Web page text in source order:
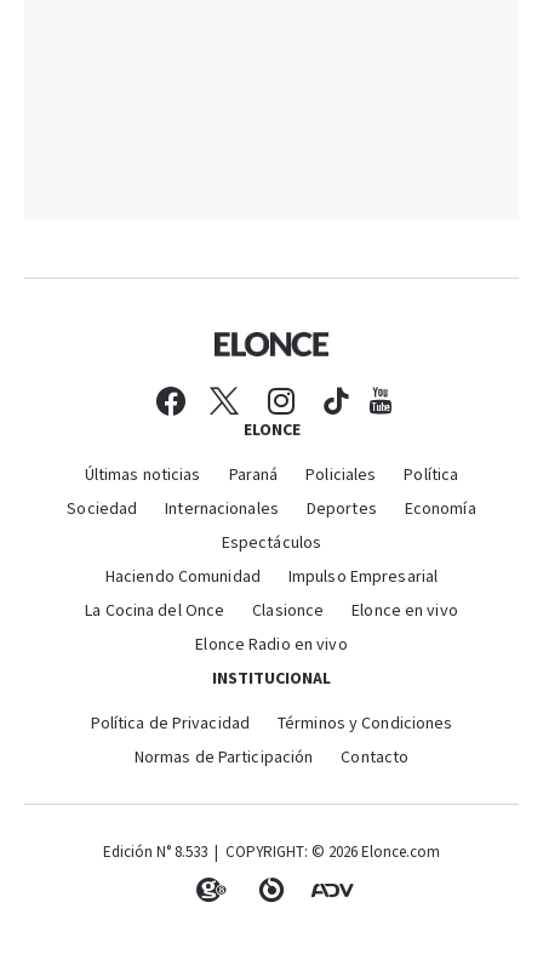
ELONCE
Últimas noticias Paraná Policiales
Política
Sociedad
Internacionales Deportes
Economía
Espectáculos
Haciendo Comunidad
Impulso Empresarial
La Cocina del Once
Clasionce
Elonce en vivo
Elonce Radio en vivo
INSTITUCIONAL
Política de Privacidad
Términos y Condiciones
Normas de Participación
Contacto
Edición N° 8.533 | COPYRIGHT: © 2026 Elonce.com